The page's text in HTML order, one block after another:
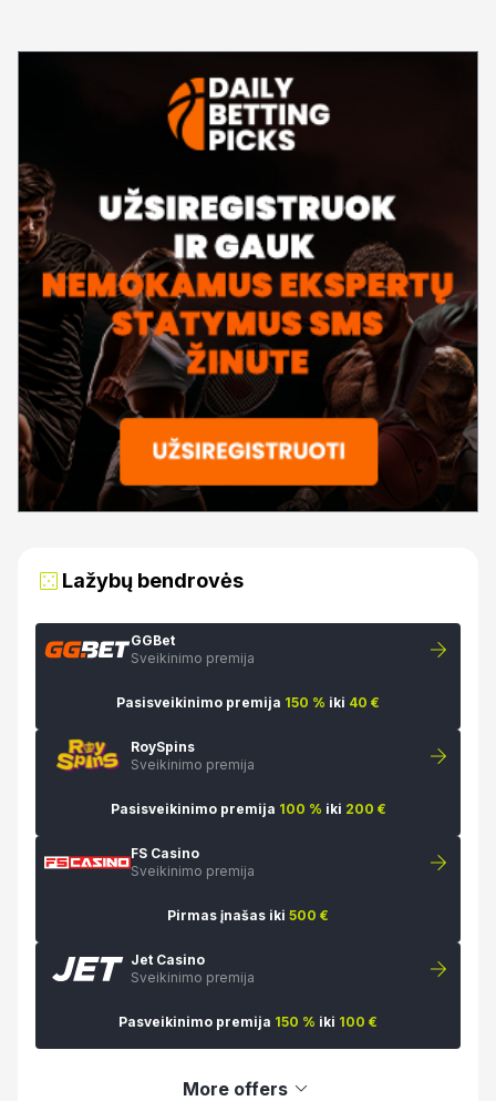
Lažybų bendrovės
GGBet
Sveikinimo premija
Pasisveikinimo premija 150 % iki 40 €
RoySpins
Sveikinimo premija
Pasisveikinimo premija 100 % iki 200 €
FS Casino
Sveikinimo premija
Pirmas įnašas iki 500 €
Jet Casino
Sveikinimo premija
Pasveikinimo premija 150 % iki 100 €
More offers